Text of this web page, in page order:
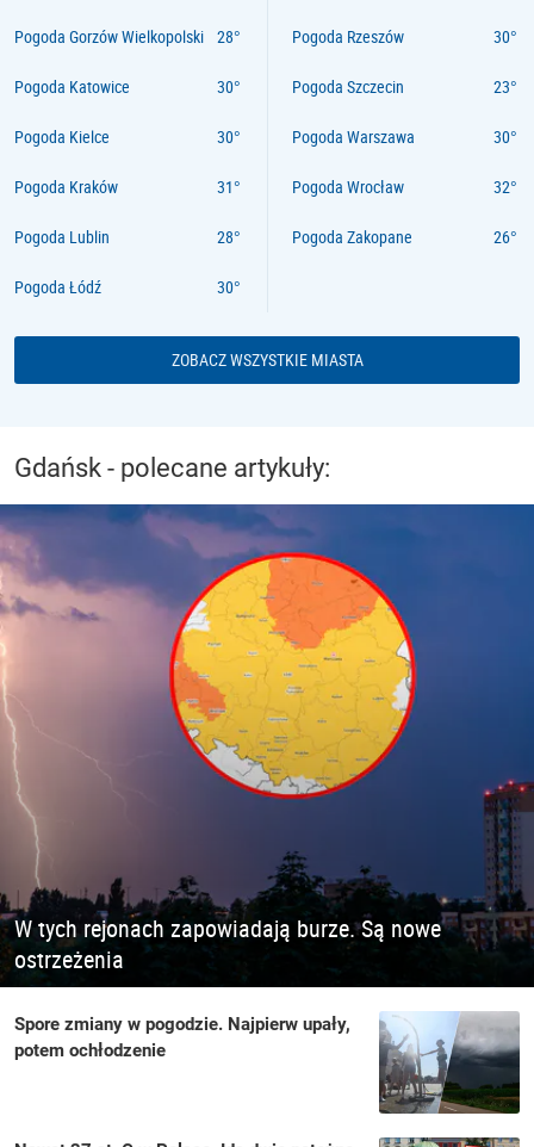
Pogoda Gorzów Wielkopolski
Pogoda Katowice
Pogoda Kielce
Pogoda Kraków
Pogoda Lublin
Pogoda Łódź
Pogoda Rzeszów
Pogoda Szczecin
Pogoda Warszawa
Pogoda Wrocław
Pogoda Zakopane
ZOBACZ WSZYSTKIE MIASTA
Gdańsk - polecane artykuły:
W tych rejonach zapowiadają burze. Są nowe
ostrzeżenia
Spore zmiany w pogodzie. Najpierw upały,
potem ochłodzenie